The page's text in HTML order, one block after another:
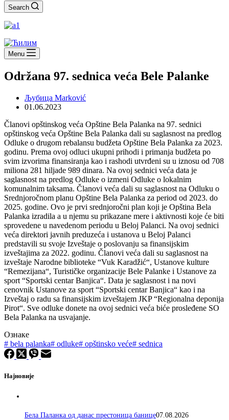
Search
Menu
Održana 97. sednica veća Bele Palanke
Љубица Marković
01.06.2023
Članovi opštinskog veća Opštine Bela Palanka na 97. sednici
opštinskog veća Opštine Bela Palanka dali su saglasnost na predlog
Odluke o drugom rebalansu budžeta Opštine Bela Palanka za 2023.
godinu. Prema ovoj odluci ukupni prihodi i primanja budžeta po
svim izvorima finansiranja kao i rashodi utvrđeni su u iznosu od 708
miliona 281 hiljade 989 dinara. Na ovoj sednici veća data je
saglasnost na predlog Odluke o izmeni Odluke o lokalnim
komunalnim taksama. Članovi veća dali su saglasnost na Odluku o
Srednjoročnom planu Opštine Bela Palanka za period od 2023. do
2025. godine. Ovo je prvi srednjoročni plan koji je Opština Bela
Palanka izradila a u njemu su prikazane mere i aktivnosti koje će biti
sprovedene u navedenom periodu u Beloj Palanci. Na ovoj sednici
veća direktori javnih preduzeća i ustanova u Beloj Palanci
predstavili su svoje Izveštaje o poslovanju sa finansijskim
izveštajima za 2022. godinu. Članovi veća dali su saglasnost na
izveštaje Narodne biblioteke “Vuk Karadžić“, Ustanove kulture
“Remezijana“, Turističke organizacije Bele Palanke i Ustanove za
sport “Sportski centar Banjica“. Data je saglasnost i na novi
cenovnik Ustanove za sport “Sportski centar Banjica“ kao i na
Izveštaj o radu sa finansijskim izveštajem JKP “Regionalna deponija
Pirot“. Sve odluke donete na ovoj sednici veća biće prosleđene SO
Bela Palanka na usvajanje.
Ознаке
# bela palanka# odluke# opštinsko veće# sednica
Најновије
Бела Паланка од данас престоница банице07.08.2026